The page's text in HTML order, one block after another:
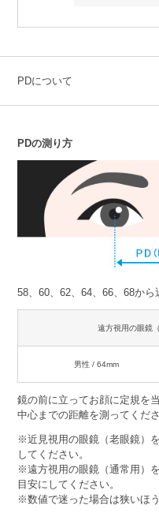
PDについて
PDの測り方
58、60、62、64、66、68から
遠方視用の眼鏡
男性 / 64mm
鏡の前に立ってお顔に定規を
中心までの距離を測ってくださ
※近見視用の眼鏡（老眼鏡）
してください。
※遠方視用の眼鏡（通常用）
目安にしてください。
※数値で迷った場合は狭いほ